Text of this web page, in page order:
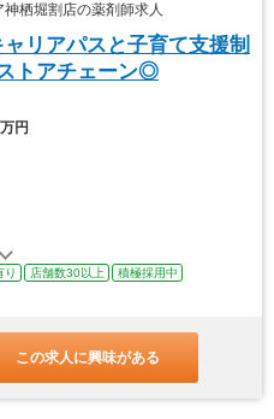
栖堀割店の薬剤師求人
リアパスと子育て支援制
トアチェーン◎
円
り 店舗数30以上
積極採用中
この求人に興味がある